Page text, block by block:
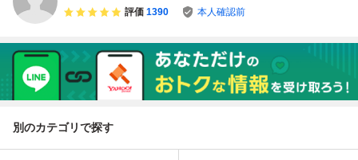
評価 1390 本人確認前
別のカテゴリで探す